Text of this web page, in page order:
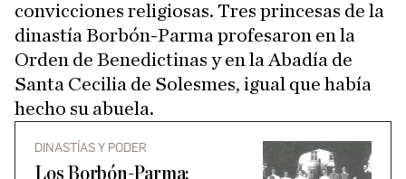
convicciones religiosas. Tres princesas de la
dinastía Borbón-Parma profesaron en la
Orden de Benedictinas y en la Abadía de
Santa Cecilia de Solesmes, igual que había
hecho su abuela.
DINASTÍAS Y PODER
Los Borbón-Parma: